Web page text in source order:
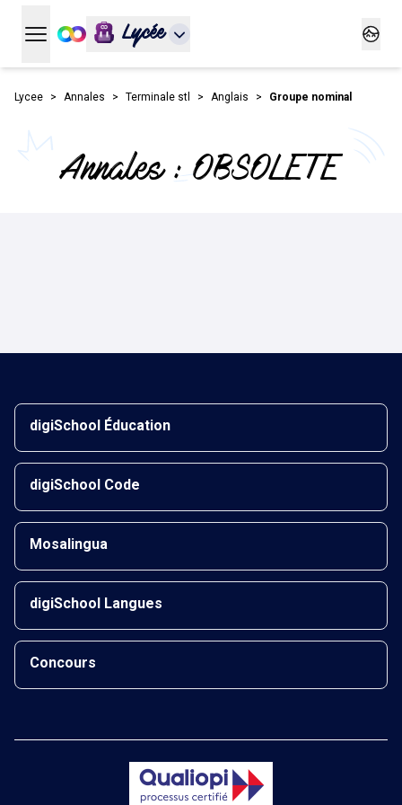
Ouvrir le menu principal
Lycée
Lycee Annales Terminale stl Anglais Groupe nominal
Annales : OBSOLETE
digiSchool Éducation
digiSchool Code
Mosalingua
digiSchool Langues
Concours